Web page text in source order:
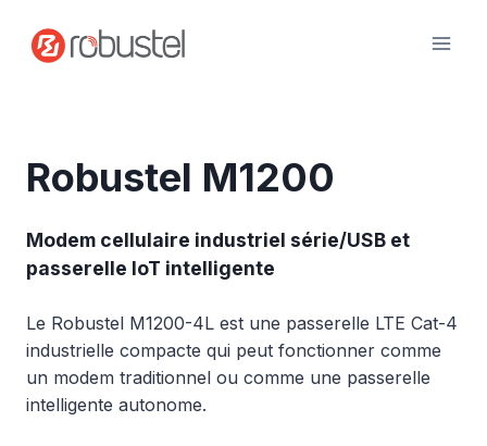
contenu
Robustel M1200
Modem cellulaire industriel série/USB et
passerelle IoT intelligente
Le Robustel M1200-4L est une passerelle LTE Cat-4
industrielle compacte qui peut fonctionner comme
un modem traditionnel ou comme une passerelle
intelligente autonome.